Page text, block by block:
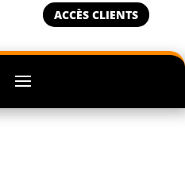
ACCÈS CLIENTS